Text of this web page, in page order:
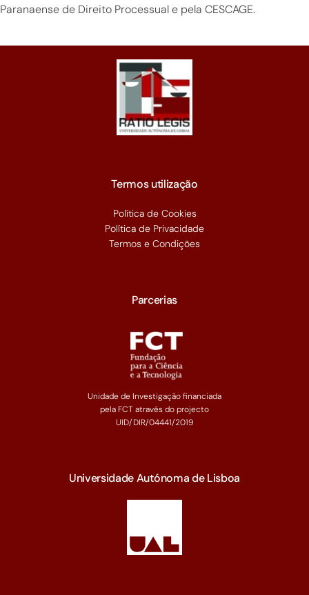
Paranaense de Direito Processual e pela CESCAGE.
Termos utilização
Política de Cookies
Política de Privacidade
Termos e Condições
Parcerias
Unidade de Investigação financiada
pela FCT através do projecto
UID/DIR/04441/2019
Universidade Autónoma de Lisboa